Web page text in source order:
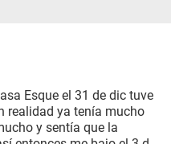
Esque el 31 de dic tuve
realidad ya tenía mucho
y sentía que la